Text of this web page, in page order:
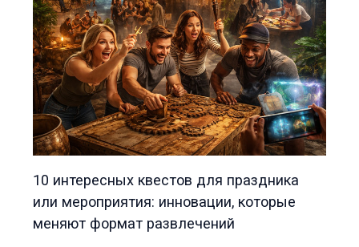
10 интересных квестов для праздника
или мероприятия: инновации, которые
меняют формат развлечений